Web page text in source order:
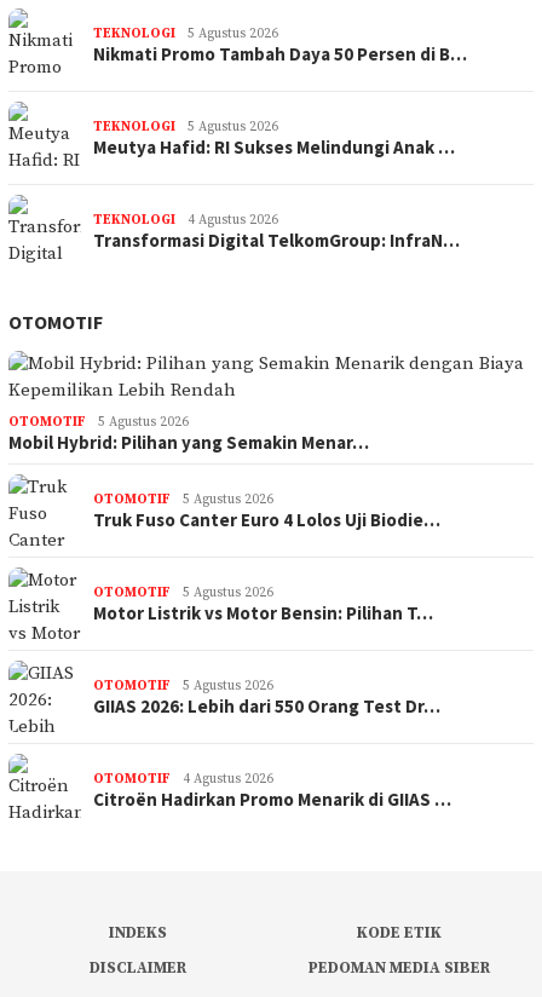
TEKNOLOGI 5 Agustus 2026
Nikmati Promo Tambah Daya 50 Persen di B…
TEKNOLOGI 5 Agustus 2026
Meutya Hafid: RI Sukses Melindungi Anak …
TEKNOLOGI 4 Agustus 2026
Transformasi Digital TelkomGroup: InfraN…
OTOMOTIF
OTOMOTIF 5 Agustus 2026
Mobil Hybrid: Pilihan yang Semakin Menar…
OTOMOTIF 5 Agustus 2026
Truk Fuso Canter Euro 4 Lolos Uji Biodie…
OTOMOTIF 5 Agustus 2026
Motor Listrik vs Motor Bensin: Pilihan T…
OTOMOTIF 5 Agustus 2026
GIIAS 2026: Lebih dari 550 Orang Test Dr…
OTOMOTIF 4 Agustus 2026
Citroën Hadirkan Promo Menarik di GIIAS …
INDEKS
KODE ETIK
DISCLAIMER
PEDOMAN MEDIA SIBER